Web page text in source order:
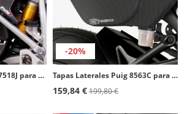
Tapas Laterales Puig 7518J para BMW R1200GS Adventure (14-18) Negro mate
-20%
Tapas Laterales Puig 8563C para Yamaha XSR900 (16-19) Símil carbono
159,84 €199,80 €